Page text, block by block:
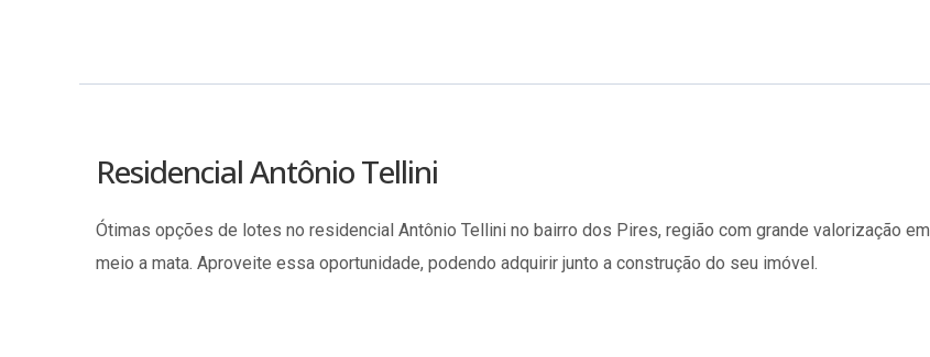
Residencial Antônio Tellini
Ótimas opções de lotes no residencial Antônio Tellini no bairro dos Pires, região com grande valorização em
meio a mata. Aproveite essa oportunidade, podendo adquirir junto a construção do seu imóvel.